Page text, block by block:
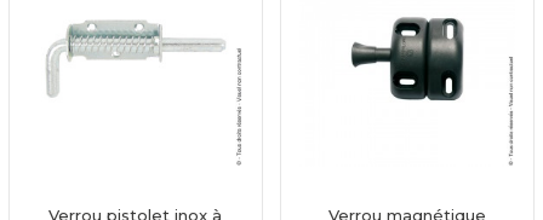
Verrou pistolet inox à Verrou magnétique